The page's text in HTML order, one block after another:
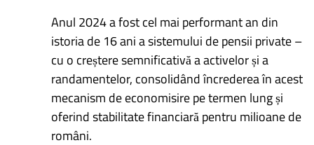
Anul 2024 a fost cel mai performant an din
istoria de 16 ani a sistemului de pensii private –
cu o creștere semnificativă a activelor și a
randamentelor, consolidând încrederea în acest
mecanism de economisire pe termen lung și
oferind stabilitate financiară pentru milioane de
români.